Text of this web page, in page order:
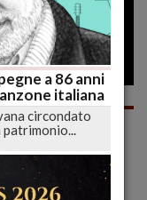
#shorts
a 86 anni
italiana
circondato